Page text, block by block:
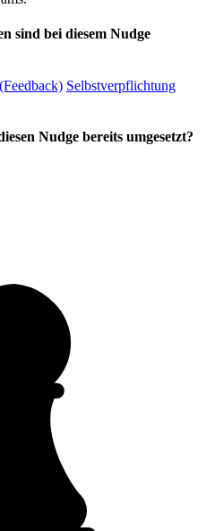
sind bei diesem Nudge
Selbstverpflichtung
Nudge bereits umgesetzt?